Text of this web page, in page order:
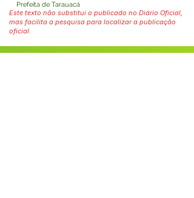
Prefeita de Tarauacá
Este texto não substitui o publicado no Diário Oficial,
mas facilita a pesquisa para localizar a publicação
oficial.